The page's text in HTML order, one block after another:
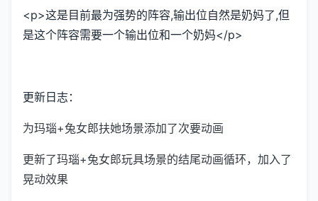
<p>这是目前最为强势的阵容,输出位自然是奶妈了,但
是这个阵容需要一个输出位和一个奶妈</p>
更新日志：
为玛瑙+兔女郎扶她场景添加了次要动画
更新了玛瑙+兔女郎玩具场景的结尾动画循环，加入了
晃动效果